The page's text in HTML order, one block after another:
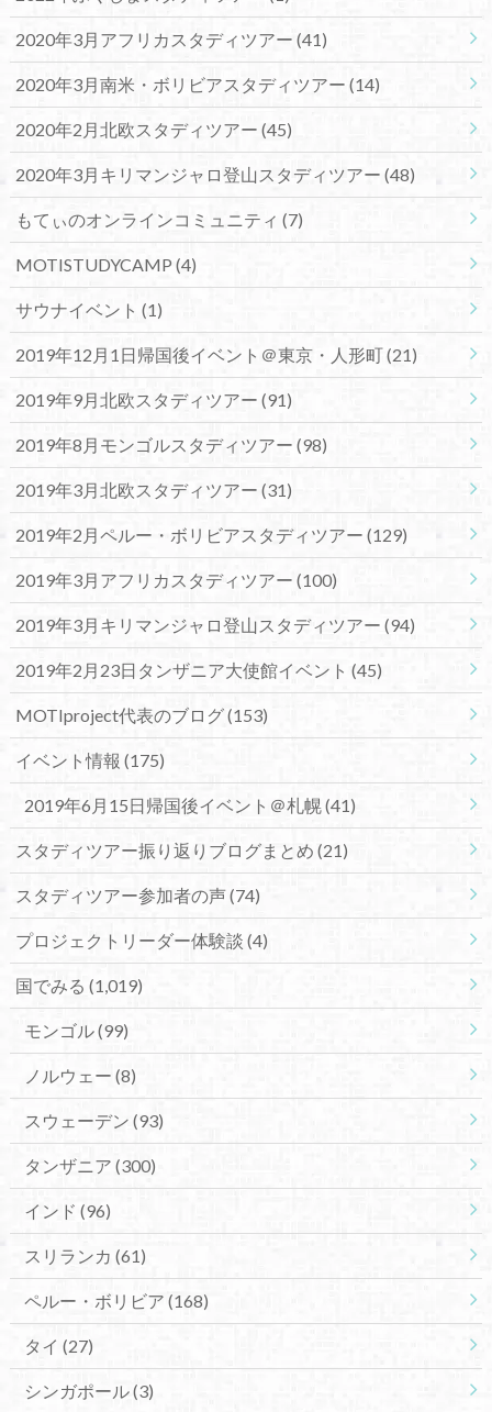
2020年3月アフリカスタディツアー (41)
2020年3月南米・ボリビアスタディツアー (14)
2020年2月北欧スタディツアー (45)
2020年3月キリマンジャロ登山スタディツアー (48)
もてぃのオンラインコミュニティ (7)
MOTISTUDYCAMP (4)
サウナイベント (1)
2019年12月1日帰国後イベント＠東京・人形町(21)
2019年9月北欧スタディツアー (91)
2019年8月モンゴルスタディツアー (98)
2019年3月北欧スタディツアー (31)
2019年2月ペルー・ボリビアスタディツアー (129)
2019年3月アフリカスタディツアー (100)
2019年3月キリマンジャロ登山スタディツアー (94)
2019年2月23日タンザニア大使館イベント (45)
MOTIproject代表のブログ(153)
イベント情報 (175)
2019年6月15日帰国後イベント＠札幌(41)
スタディツアー振り返りブログまとめ (21)
スタディツアー参加者の声(74)
プロジェクトリーダー体験談 (4)
国でみる (1,019)
モンゴル(99)
ノルウェー (8)
スウェーデン (93)
タンザニア (300)
インド (96)
スリランカ (61)
ペルー・ボリビア (168)
タイ (27)
シンガポール(3)